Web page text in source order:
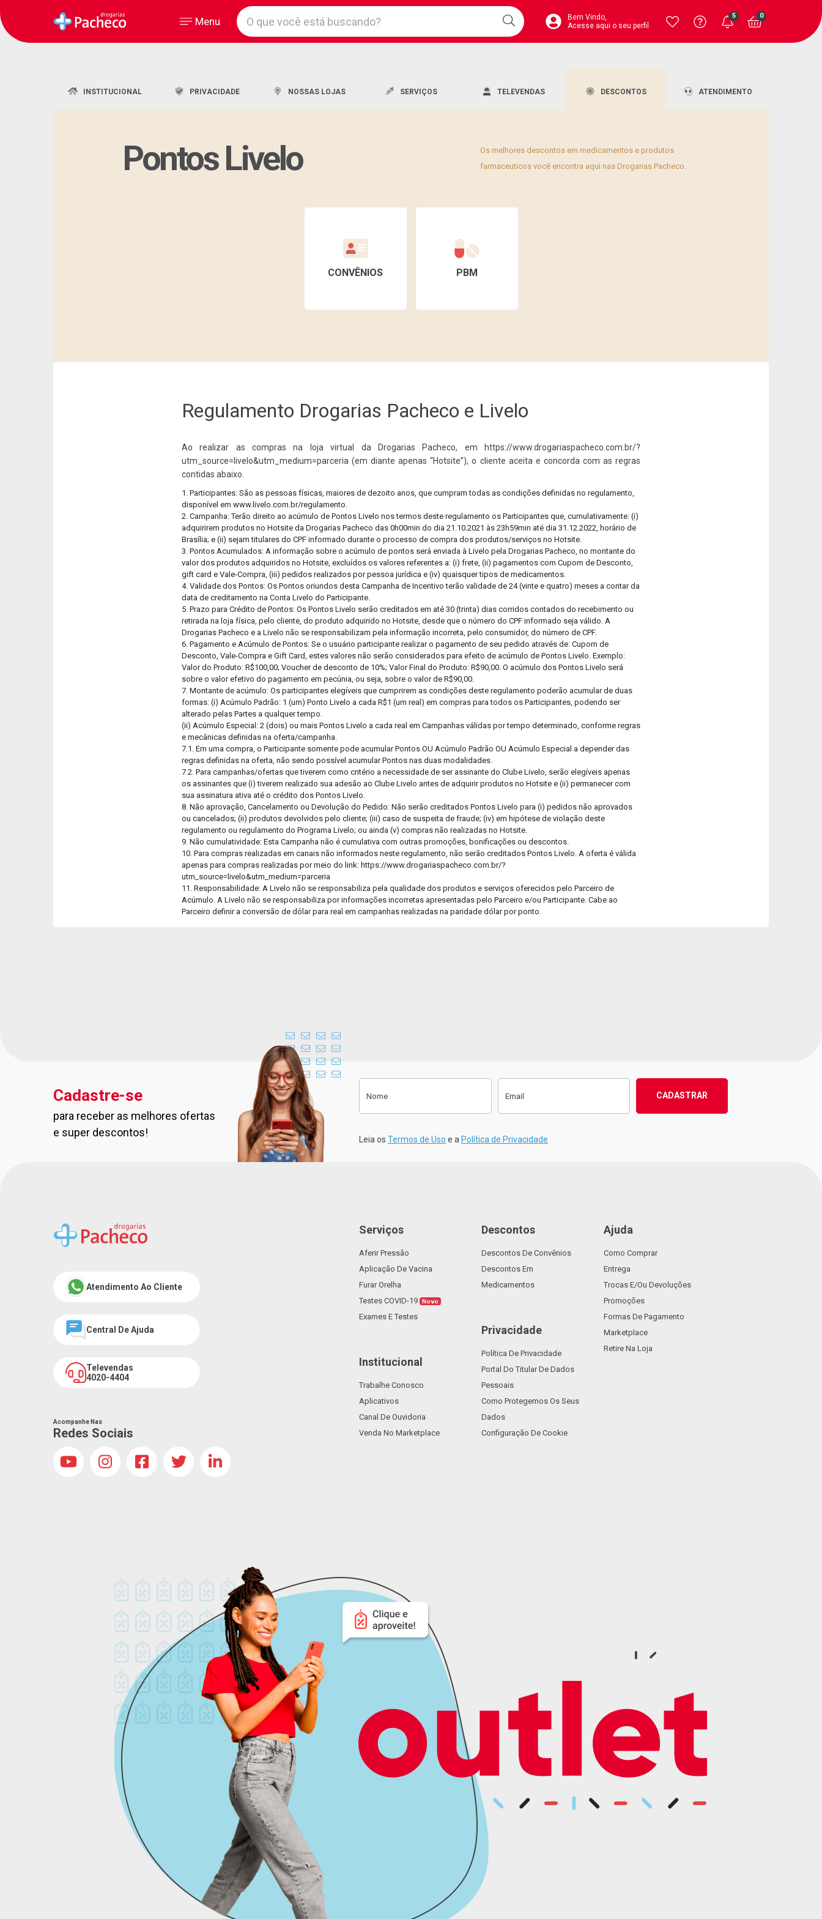
Menu
Bem Vindo,
Acesse aqui o seu perfil
Ajuda? Envie
Televendas
5
Uma linha completa para toda a família
Confira aqui o nosso Relatório de Sustentabilidade!
0
INSTITUCIONAL PRIVACIDADE NOSSAS LOJAS SERVIÇOS TELEVENDAS DESCONTOS ATENDIMENTO
Pontos Livelo
Os melhores descontos em medicamentos e produtos
farmaceuticos você encontra aqui nas Drogarias Pacheco.
CONVÊNIOS PBM
Regulamento Drogarias Pacheco e Livelo
Ao realizar as compras na loja virtual da Drogarias Pacheco, em https://www.drogariaspacheco.com.br/?
utm_source=livelo&utm_medium=parceria (em diante apenas “Hotsite”), o cliente aceita e concorda com as regras
contidas abaixo.
1. Participantes: São as pessoas físicas, maiores de dezoito anos, que cumpram todas as condições definidas no regulamento,
disponível em www.livelo.com.br/regulamento.
2. Campanha: Terão direito ao acúmulo de Pontos Livelo nos termos deste regulamento os Participantes que, cumulativamente: (i)
adquirirem produtos no Hotsite da Drogarias Pacheco das 0h00min do dia 21.10.2021 às 23h59min até dia 31.12.2022, horário de
Brasília; e (ii) sejam titulares do CPF informado durante o processo de compra dos produtos/serviços no Hotsite.
3. Pontos Acumulados: A informação sobre o acúmulo de pontos será enviada à Livelo pela Drogarias Pacheco, no montante do
valor dos produtos adquiridos no Hotsite, excluídos os valores referentes a: (i) frete, (ii) pagamentos com Cupom de Desconto,
gift card e Vale-Compra, (iii) pedidos realizados por pessoa jurídica e (iv) quaisquer tipos de medicamentos.
4. Validade dos Pontos: Os Pontos oriundos desta Campanha de Incentivo terão validade de 24 (vinte e quatro) meses a contar da
data de creditamento na Conta Livelo do Participante.
5. Prazo para Crédito de Pontos: Os Pontos Livelo serão creditados em até 30 (trinta) dias corridos contados do recebimento ou
retirada na loja física, pelo cliente, do produto adquirido no Hotsite, desde que o número do CPF informado seja válido. A
Drogarias Pacheco e a Livelo não se responsabilizam pela informação incorreta, pelo consumidor, do número de CPF.
6. Pagamento e Acúmulo de Pontos: Se o usuário participante realizar o pagamento de seu pedido através de: Cupom de
Desconto, Vale-Compra e Gift Card, estes valores não serão considerados para efeito de acúmulo de Pontos Livelo. Exemplo:
Valor do Produto: R$100,00; Voucher de desconto de 10%; Valor Final do Produto: R$90,00. O acúmulo dos Pontos Livelo será
sobre o valor efetivo do pagamento em pecúnia, ou seja, sobre o valor de R$90,00.
7. Montante de acúmulo: Os participantes elegíveis que cumprirem as condições deste regulamento poderão acumular de duas
formas: (i) Acúmulo Padrão: 1 (um) Ponto Livelo a cada R$1 (um real) em compras para todos os Participantes, podendo ser
alterado pelas Partes a qualquer tempo.
(ii) Acúmulo Especial: 2 (dois) ou mais Pontos Livelo a cada real em Campanhas válidas por tempo determinado, conforme regras
e mecânicas definidas na oferta/campanha.
7.1. Em uma compra, o Participante somente pode acumular Pontos OU Acúmulo Padrão OU Acúmulo Especial a depender das
regras definidas na oferta, não sendo possível acumular Pontos nas duas modalidades.
7.2. Para campanhas/ofertas que tiverem como critério a necessidade de ser assinante do Clube Livelo, serão elegíveis apenas
os assinantes que (i) tiverem realizado sua adesão ao Clube Livelo antes de adquirir produtos no Hotsite e (ii) permanecer com
sua assinatura ativa até o crédito dos Pontos Livelo.
8. Não aprovação, Cancelamento ou Devolução do Pedido: Não serão creditados Pontos Livelo para (i) pedidos não aprovados
ou cancelados; (ii) produtos devolvidos pelo cliente; (iii) caso de suspeita de fraude; (iv) em hipótese de violação deste
regulamento ou regulamento do Programa Livelo; ou ainda (v) compras não realizadas no Hotsite.
9. Não cumulatividade: Esta Campanha não é cumulativa com outras promoções, bonificações ou descontos.
10. Para compras realizadas em canais não informados neste regulamento, não serão creditados Pontos Livelo. A oferta é válida
apenas para compras realizadas por meio do link: https://www.drogariaspacheco.com.br/?
utm_source=livelo&utm_medium=parceria
11. Responsabilidade: A Livelo não se responsabiliza pela qualidade dos produtos e serviços oferecidos pelo Parceiro de
Acúmulo. A Livelo não se responsabiliza por informações incorretas apresentadas pelo Parceiro e/ou Participante. Cabe ao
Parceiro definir a conversão de dólar para real em campanhas realizadas na paridade dólar por ponto.
Cadastre-se na nossa newsletter
Cadastre-se
para receber as melhores ofertas
e super descontos!
Nome Email CADASTRAR
Leia os Termos de Uso e a Política de Privacidade
Atendimento Ao Cliente
Central De Ajuda
Televendas
4020-4404
Acompanhe Nas
Redes Sociais
Serviços
Aferir Pressão
Aplicação De Vacina
Furar Orelha
Testes COVID-19
Novo
Exames E Testes
Institucional
Trabalhe Conosco
Aplicativos
Canal De Ouvidoria
Venda No Marketplace
Descontos
Descontos De Convênios
Descontos Em
Medicamentos
Privacidade
Política De Privacidade
Portal Do Titular De Dados
Pessoais
Como Protegemos Os Seus
Dados
Configuração De Cookie
Ajuda
Como Comprar
Entrega
Trocas E/ou Devoluções
Promoções
Formas De Pagamento
Marketplace
Retire Na Loja
Anexe a sua Receita
Faça a foto da receita ou anexe um
arquivo para enviar sua receita.
75% do fluxo concluído.
Instruções para envio do arquivo
Clique aqui para fazer o Upload da
Voltar Confirmar